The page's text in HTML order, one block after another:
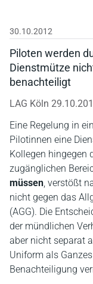
30.10.2012
Piloten werden
Dienstmütze
benachteiligt
LAG Köln
Eine Regelung in
Pilotinnen eine
Kollegen hingegen
zugänglichen
müssen , verstößt
nicht gegen das
(AGG). Die
der mündlichen
aber nicht separat
Uniform als
Benachteiligung